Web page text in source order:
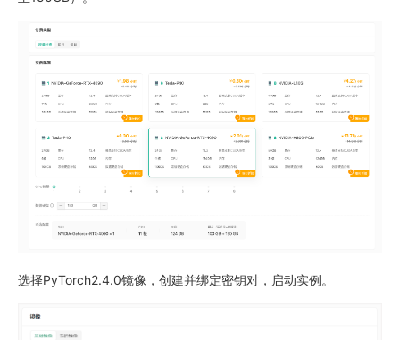
选择PyTorch2.4.0镜像，创建并绑定密钥对，启动实例。